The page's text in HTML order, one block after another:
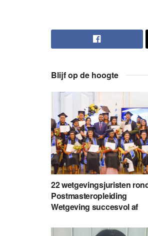
Blijf op de hoogte
22 wetgevingsjuristen
Postmasteropleiding
Wetgeving succesvol af